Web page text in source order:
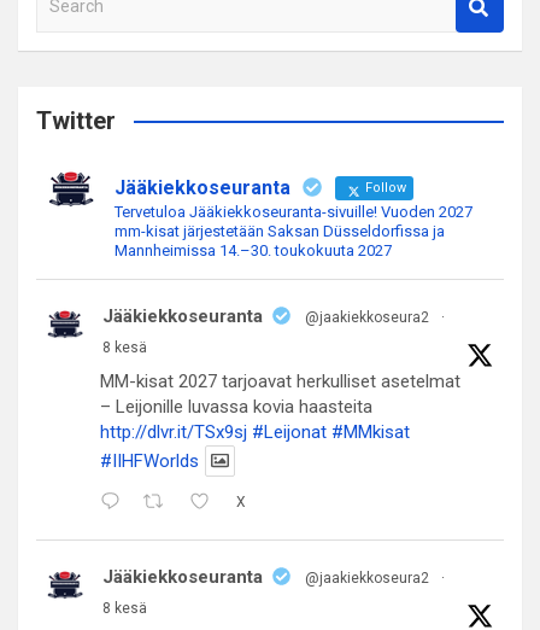
a
c
Twitter
Jääkiekkoseuranta Follow
Tervetuloa Jääkiekkoseuranta-sivuille! Vuoden 2027
mm-kisat järjestetään Saksan Düsseldorfissa ja
Mannheimissa 14.–30. toukokuuta 2027
Jääkiekkoseuranta @jaakiekkoseura2
·
8 kesä
MM-kisat 2027 tarjoavat herkulliset asetelmat
– Leijonille luvassa kovia haasteita
http://dlvr.it/TSx9sj #Leijonat #MMkisat
#IIHFWorlds
X
Jääkiekkoseuranta @jaakiekkoseura2
·
8 kesä